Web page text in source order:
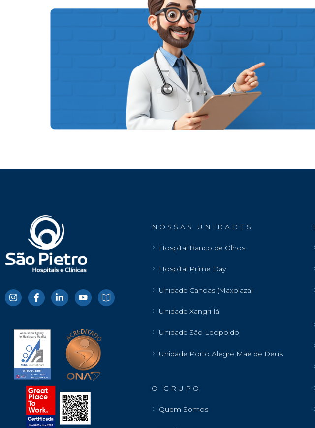
N O S S A S U N I D A D E S
Hospital Banco de Olhos
Hospital Prime Day
Unidade Canoas (Maxplaza)
Unidade Xangri-lá
Unidade São Leopoldo
Unidade Porto Alegre Mãe de Deus
O G R U P O
Quem Somos